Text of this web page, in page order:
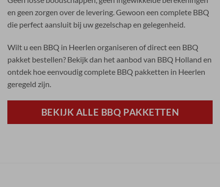
en geen zorgen over de levering. Gewoon een complete BBQ
die perfect aansluit bij uw gezelschap en gelegenheid.
Wilt u een BBQ in Heerlen organiseren of direct een BBQ
pakket bestellen? Bekijk dan het aanbod van BBQ Holland en
ontdek hoe eenvoudig complete BBQ pakketten in Heerlen
geregeld zijn.
BEKIJK ALLE BBQ PAKKETTEN